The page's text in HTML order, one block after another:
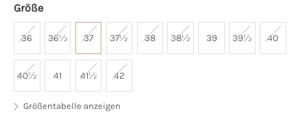
Größe
36 36½ 37 37½ 38 38½ 39 39½ 40
40½ 41 41½ 42
Größentabelle anzeigen